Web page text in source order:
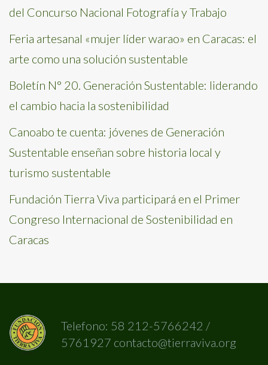
del Concurso Nacional Fotografía y Trabajo
Feria artesanal «mujer líder warao» en Caracas: el
arte como una solución sustentable
Boletín N° 20. Generación Sustentable: liderando
el cambio hacia la sostenibilidad
Canoabo te cuenta: jóvenes de Generación
Sustentable enseñan sobre historia local y
turismo sustentable
Fundación Tierra Viva participará en el Primer
Congreso Internacional de Sostenibilidad en
Caracas
Telefono: 58 212-5766242 /
5761927 contacto@tierraviva.org